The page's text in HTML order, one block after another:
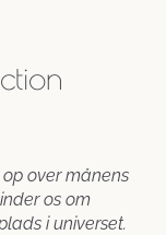
over månens
os om
i universet.